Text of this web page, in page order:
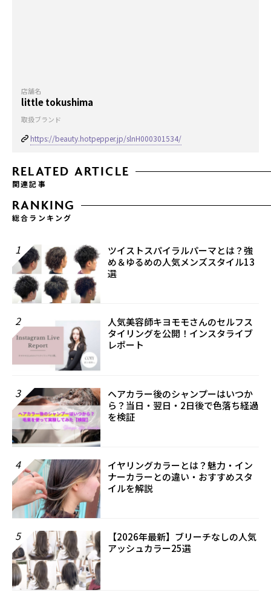
店舗名
little tokushima
取扱ブランド
https://beauty.hotpepper.jp/slnH000301534/
RELATED ARTICLE
関連記事
RANKING
総合ランキング
1
ツイストスパイラルパーマとは？強
め＆ゆるめの人気メンズスタイル13
選
2
人気美容師キヨモモさんのセルフス
タイリングを公開！インスタライブ
レポート
3
ヘアカラー後のシャンプーはいつか
ら？当日・翌日・2日後で色落ち経過
を検証
4
イヤリングカラーとは？魅力・イン
ナーカラーとの違い・おすすめスタ
イルを解説
5
【2026年最新】ブリーチなしの人気
アッシュカラー25選